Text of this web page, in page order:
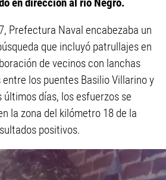
en dirección al río Negro.
Prefectura Naval encabezaba un
que incluyó patrullajes en
de vecinos con lanchas
los puentes Basilio Villarino y
días, los esfuerzos se
la zona del kilómetro 18 de la
positivos.